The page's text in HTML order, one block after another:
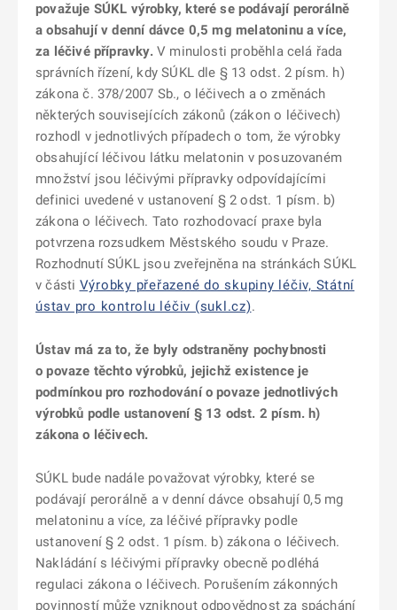
považuje SÚKL výrobky, které se podávají perorálně
a obsahují v denní dávce 0,5 mg melatoninu a více,
za léčivé přípravky.V minulosti proběhla celá řada
správních řízení, kdy SÚKL dle § 13 odst. 2 písm. h)
zákona č. 378/2007 Sb., o léčivech a o změnách
některých souvisejících zákonů (zákon o léčivech)
rozhodl v jednotlivých případech o tom, že výrobky
obsahující léčivou látku melatonin v posuzovaném
množství jsou léčivými přípravky odpovídajícími
definici uvedené v ustanovení § 2 odst. 1 písm. b)
zákona o léčivech. Tato rozhodovací praxe byla
potvrzena rozsudkem Městského soudu v Praze.
Rozhodnutí SÚKL jsou zveřejněna na stránkách SÚKL
v části Výrobky přeřazené do skupiny léčiv, Státní
ústav pro kontrolu léčiv (sukl.cz).
Ústav má za to, že byly odstraněny pochybnosti
o povaze těchto výrobků, jejichž existence je
podmínkou pro rozhodování o povaze jednotlivých
výrobků podle ustanovení § 13 odst. 2 písm. h)
zákona o léčivech.
SÚKL bude nadále považovat výrobky, které se
podávají perorálně a v denní dávce obsahují 0,5 mg
melatoninu a více, za léčivé přípravky podle
ustanovení § 2 odst. 1 písm. b) zákona o léčivech.
Nakládání s léčivými přípravky obecně podléhá
regulaci zákona o léčivech. Porušením zákonných
povinností může vzniknout odpovědnost za spáchání